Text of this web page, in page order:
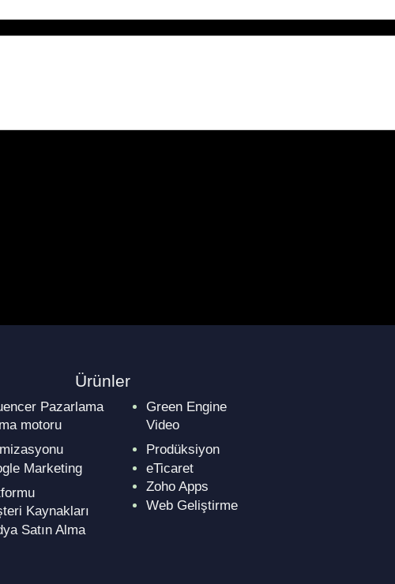
Ürünler
Pazarlama
motoru
Marketing
Kaynakları
Satın Alma
Green Engine
Video
Prodüksiyon
eTicaret
Zoho Apps
Web Geliştirme